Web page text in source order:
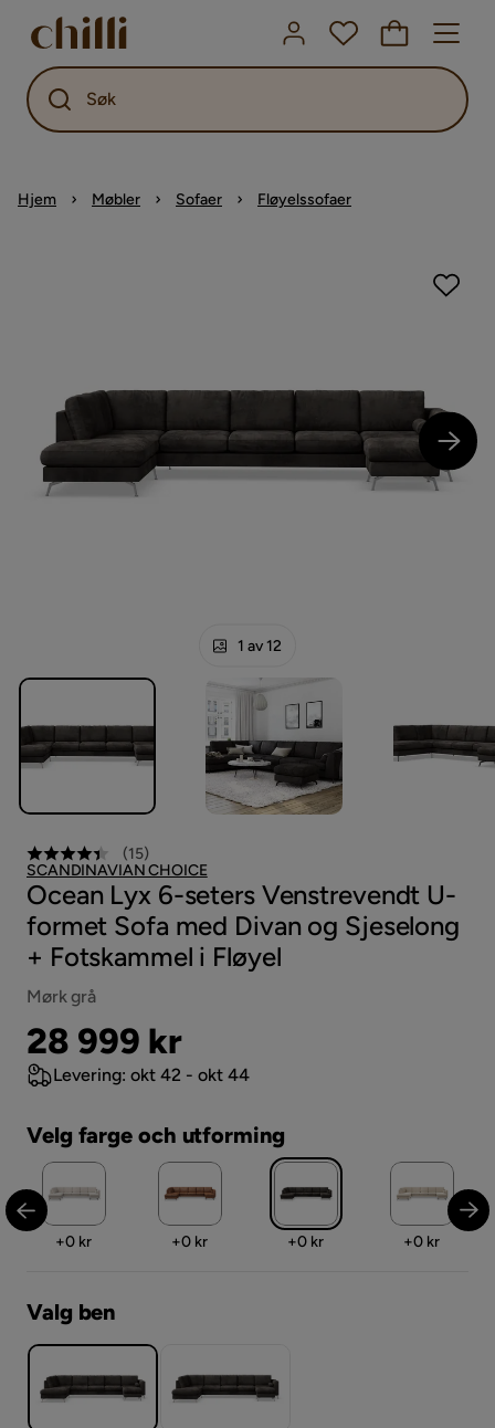
Søk
Hjem Møbler Sofaer Fløyelssofaer
1 av 12
(15)
SCANDINAVIAN CHOICE
Ocean Lyx 6-seters Venstrevendt U-
formet Sofa med Divan og Sjeselong
+ Fotskammel i Fløyel
Mørk grå
Pris
28 999 kr
Levering: okt 42 - okt 44
Velg farge och utforming
Pris
+0 kr Pris
+0 kr Pris
+0 kr Pris
+0 kr
Valg ben